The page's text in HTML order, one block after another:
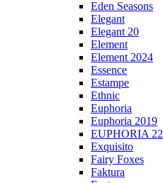
Eden Seasons
Elegant
Elegant 20
Element
Element 2024
Essence
Estampe
Ethnic
Euphoria
Euphoria 2019
EUPHORIA 22
Exquisito
Fairy Foxes
Faktura